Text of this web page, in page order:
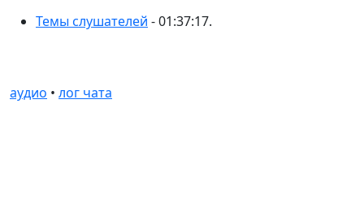
Темы слушателей - 01:37:17.
аудио • лог чата